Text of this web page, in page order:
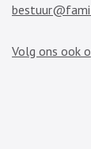
Volg ons ook